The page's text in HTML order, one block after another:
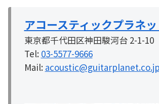
アコースティックプラネッ
東京都千代田区神田駿河台 2-1-10
Tel: 03-5577-9666
Mail: acoustic@guitarplanet.co.jp